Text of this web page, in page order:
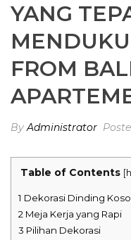
YANG
FROM
ByAdministrator
Table of Contents [
1 Dekorasi Dinding
2 Meja Kerja yang Rapi
3 Pilihan Dekorasi